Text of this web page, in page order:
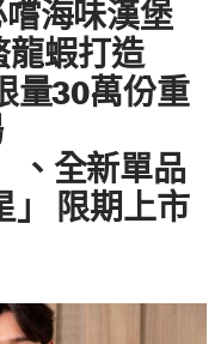
海味漢堡
龍蝦打造
量30萬份重
、全新單品
」 限期上市